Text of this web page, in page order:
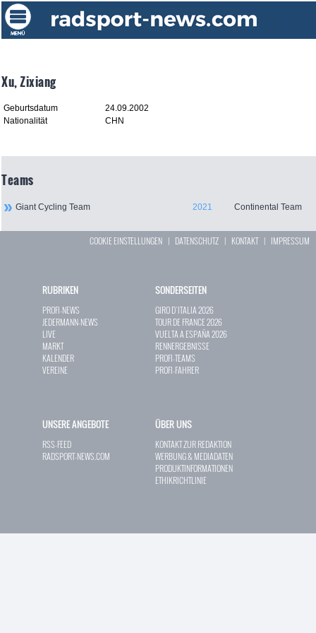
Xu, Zixiang
Geburtsdatum
24.09.2002
Nationalität
CHN
Teams
Giant Cycling Team 2021 Continental Team
COOKIE EINSTELLUNGEN | DATENSCHUTZ | KONTAKT| IMPRESSUM
RUBRIKEN
PROFI-NEWS
JEDERMANN-NEWS
LIVE
MARKT
KALENDER
VEREINE
SONDERSEITEN
GIRO D`ITALIA 2026
TOUR DE FRANCE 2026
VUELTA A ESPAÑA 2026
RENNERGEBNISSE
PROFI-TEAMS
PROFI-FAHRER
UNSERE ANGEBOTE
RSS-FEED
RADSPORT-NEWS.COM
ÜBER UNS
KONTAKT ZUR REDAKTION
WERBUNG & MEDIADATEN
PRODUKTINFORMATIONEN
ETHIKRICHTLINIE